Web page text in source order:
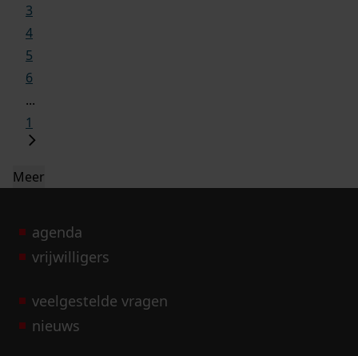
3
4
5
6
...
1
Meer
agenda
vrijwilligers
veelgestelde vragen
nieuws